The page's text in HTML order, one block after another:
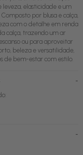
leveza, elasticidade e um
por blusa e calça,
com o detalhe em renda
calça, trazendo um ar
ou para aproveitar
beleza e versatilidade,
de bem-estar com estilo.
-
-